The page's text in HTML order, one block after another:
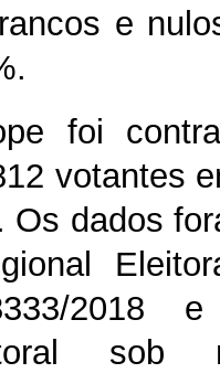
e
foi
votantes
Os dados
2018
sob